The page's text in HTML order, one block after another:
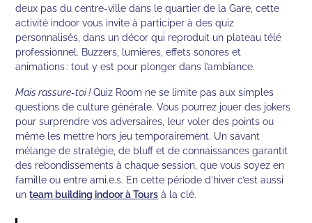
deux pas du centre-ville dans le quartier de la Gare, cette
activité indoor vous invite à participer à des quiz
personnalisés, dans un décor qui reproduit un plateau télé
professionnel. Buzzers, lumières, effets sonores et
animations : tout y est pour plonger dans l’ambiance.
Mais rassure-toi !Quiz Room ne se limite pas aux simples
questions de culture générale. Vous pourrez jouer des jokers
pour surprendre vos adversaires, leur voler des points ou
même les mettre hors jeu temporairement. Un savant
mélange de stratégie, de bluff et de connaissances garantit
des rebondissements à chaque session, que vous soyez en
famille ou entre ami.e.s. En cette période d’hiver c’est aussi
unteam building indoor à Tours à la clé.